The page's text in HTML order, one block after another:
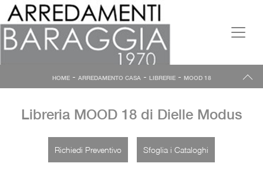
HOME- ARREDAMENTO CASA - LIBRERIE - MOOD 18
Libreria MOOD 18 di Dielle Modus
Richiedi Preventivo Sfoglia i Cataloghi